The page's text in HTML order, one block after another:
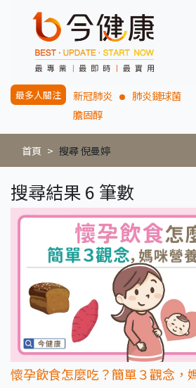
最多人關注 新冠肺炎 肺炎鏈球菌
膽固醇
首頁 搜尋 倪曼婷
搜尋結果 6 筆數
懷孕飲食怎麼吃？簡單３觀念，